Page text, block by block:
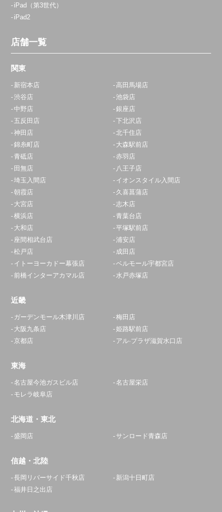
iPad（第3世代）
iPad2
店舗一覧
関東
新宿本店
高田馬場店
渋谷店
池袋店
中野店
銀座店
五反田店
下北沢店
神田店
北千住店
錦糸町店
大森駅前店
青砥店
赤羽店
田無店
八王子店
埼玉入間店
イオンスタイル入間店
朝霞店
久喜菖蒲店
大宮店
志木店
横浜店
青葉台店
大和店
平塚駅前店
座間相武台店
浦安店
松戸店
成田店
イトーヨーカドー幕張店
ベルモール宇都宮店
前橋インターアカマル店
水戸赤塚店
近畿
ガーデンモール木津川店
梅田店
大阪九条店
姫路駅前店
京都店
アル·プラザ滋賀水口店
東海
名古屋今池ガスビル店
名古屋栄店
モレラ岐阜店
北海道・東北
盛岡店 サンロード青森店
信越・北陸
長岡リバーサイド千秋店
新潟十日町店
福井日之出店